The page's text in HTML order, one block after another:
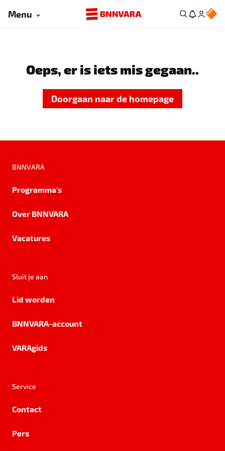
Menu
Oeps, er is iets mis gegaan..
Doorgaan naar de homepage
BNNVARA
Programma's
Over BNNVARA
Vacatures
Sluit je aan
Lid worden
BNNVARA-account
VARAgids
Service
Contact
Pers